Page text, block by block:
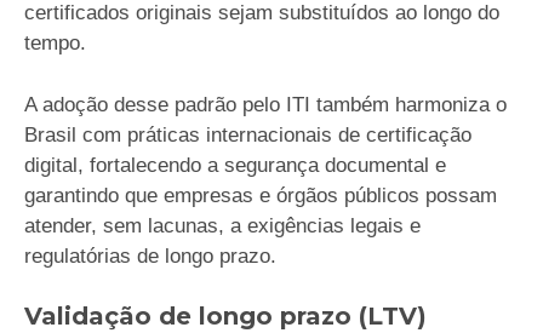
certificados originais sejam substituídos ao longo do
tempo.
A adoção desse padrão pelo ITI também harmoniza o
Brasil com práticas internacionais de certificação
digital, fortalecendo a segurança documental e
garantindo que empresas e órgãos públicos possam
atender, sem lacunas, a exigências legais e
regulatórias de longo prazo.
Validação de longo prazo (LTV)